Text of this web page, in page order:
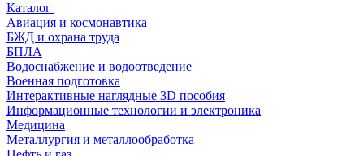
Каталог
Авиация и космонавтика
БЖД и охрана труда
БПЛА
Водоснабжение и водоотведение
Военная подготовка
Интерактивные наглядные 3D пособия
Информационные технологии и электроника
Медицина
Металлургия и металлообработка